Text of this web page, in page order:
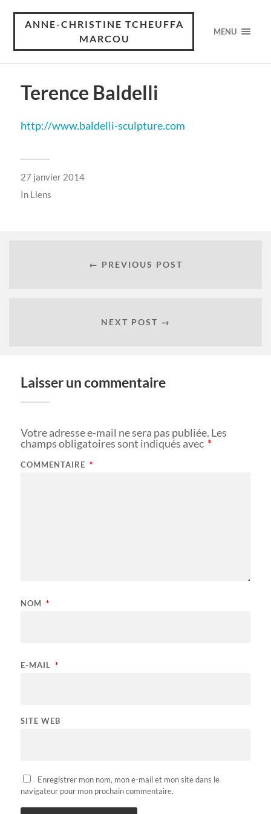
ANNE-CHRISTINE TCHEUFFA
MARCOU
MENU
Terence Baldelli
http://www.baldelli-sculpture.com
27 janvier 2014
In Liens
← PREVIOUS POST
NEXT POST →
Laisser un commentaire
Votre adresse e-mail ne sera pas publiée. Les
champs obligatoires sont indiqués avec *
COMMENTAIRE *
NOM *
E-MAIL *
SITE WEB
Enregistrer mon nom, mon e-mail et mon site dans le
navigateur pour mon prochain commentaire.